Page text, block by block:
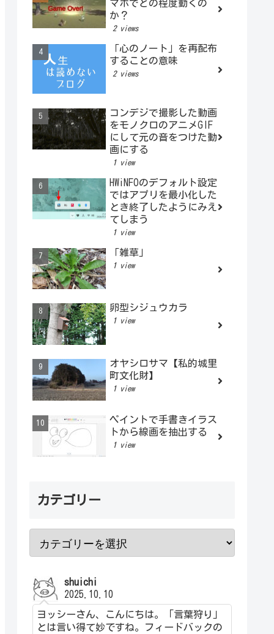
マホでどの程度動くの
か？
2 views
「心のノート」を再配布
することの意味
2 views
コンデジで撮影した動画
をモノクロのアニメGIF
にして元の音をつけた動
画にする
1 view
HWiNFOのデフォルト設定
ではアプリを最小化した
とき終了したようにみえ
てしまう
1 view
「雑草」
1 view
卵型シジュウカラ
1 view
オヤシロサマ【私的城里
町文化財】
1 view
ペイントで手書きイラス
トから線画を抽出する
1 view
カテゴリー
shuichi
2025.10.10
ヨッシーさん、こんにちは。「言葉狩り」
とは言い得て妙ですね。フィードバックの